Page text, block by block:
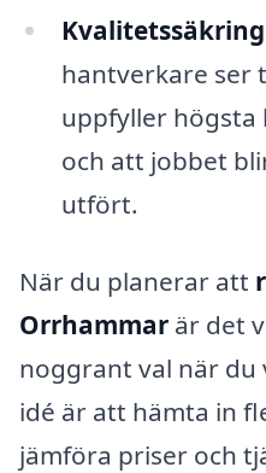
hantverkare ser
uppfyller
och att jobbet
utfört.
När du planerar att
Orrhammar är det
noggrant val när du
idé är att hämta in
jämföra priser och